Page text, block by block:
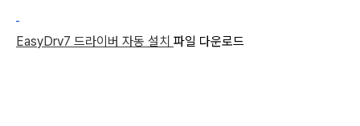
EasyDrv7 드라이버 자동 설치 파일 다운로드